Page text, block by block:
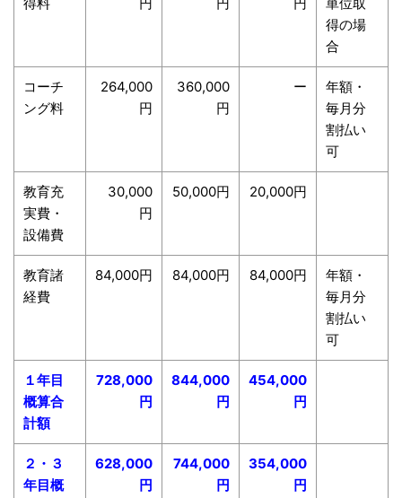
得の場
合
コーチ
ング料
264,000
円
360,000
円
ー
年額・
毎月分
割払い
可
教育充
実費・
設備費
30,000
円
50,000円 20,000円
教育諸
経費
84,000円 84,000円 84,000円
年額・
毎月分
割払い
可
１年目
概算合
計額
728,000
円
844,000
円
454,000
円
２・３
年目概
628,000
円
744,000
円
354,000
円